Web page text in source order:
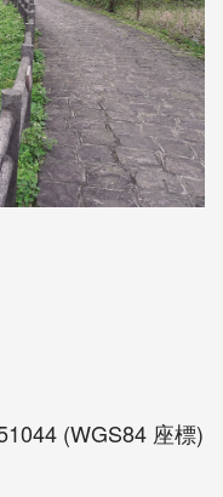
(WGS84 座標)